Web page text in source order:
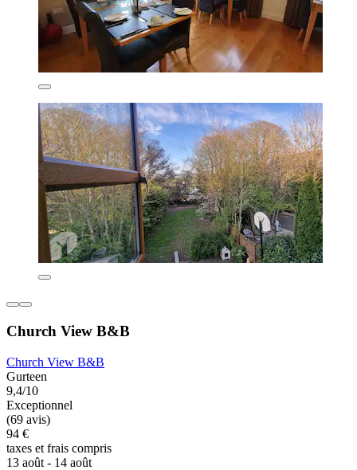
Church View B&B
Church View B&B
Gurteen
9,4/10
Exceptionnel
(69 avis)
94 €
taxes et frais compris
13 août - 14 août